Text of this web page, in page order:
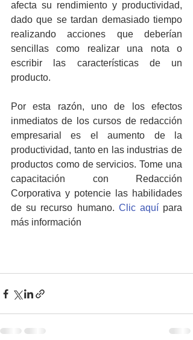
afecta su rendimiento y productividad,
dado que se tardan demasiado tiempo
realizando acciones que deberían
sencillas como realizar una nota o
escribir las características de un
producto.
Por esta razón, uno de los efectos
inmediatos de los cursos de redacción
empresarial es el aumento de la
productividad, tanto en las industrias de
productos como de servicios. Tome una
capacitación con Redacción
Corporativa y potencie las habilidades
de su recurso humano. Clic aquí para
más información